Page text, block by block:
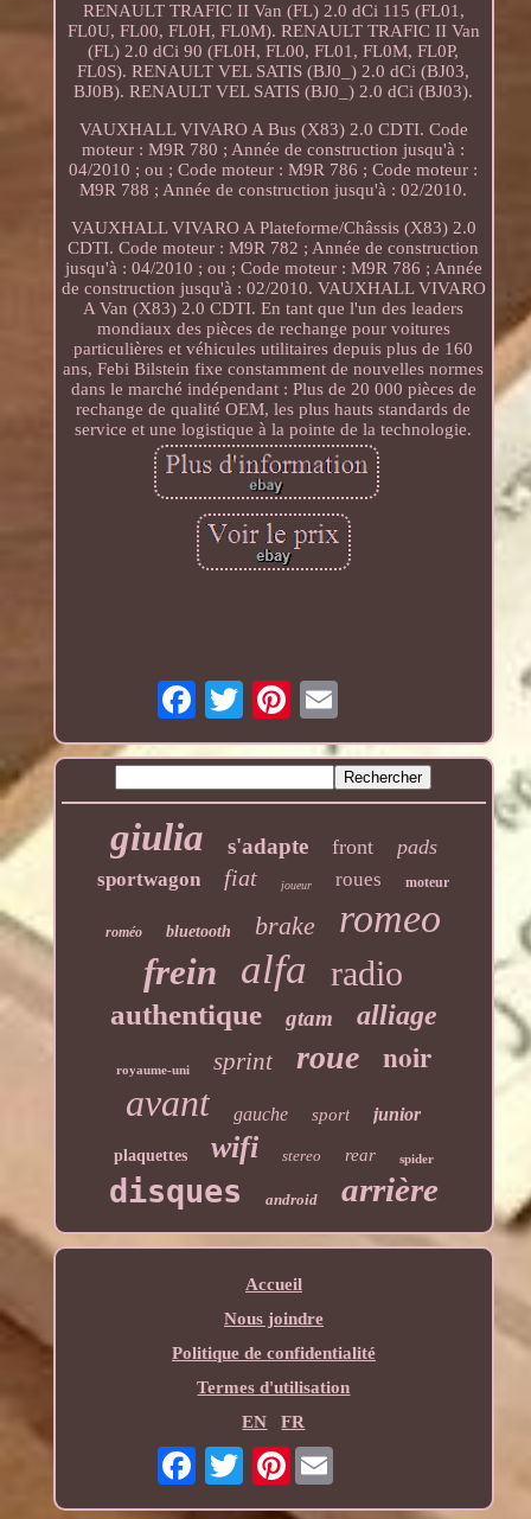
RENAULT TRAFIC II Van (FL) 2.0 dCi 115 (FL01,
FL0U, FL00, FL0H, FL0M). RENAULT TRAFIC II Van
(FL) 2.0 dCi 90 (FL0H, FL00, FL01, FL0M, FL0P,
FL0S). RENAULT VEL SATIS (BJ0_) 2.0 dCi (BJ03,
BJ0B). RENAULT VEL SATIS (BJ0_) 2.0 dCi (BJ03).
VAUXHALL VIVARO A Bus (X83) 2.0 CDTI. Code
moteur : M9R 780 ; Année de construction jusqu'à :
04/2010 ; ou ; Code moteur : M9R 786 ; Code moteur :
M9R 788 ; Année de construction jusqu'à : 02/2010.
VAUXHALL VIVARO A Plateforme/Châssis (X83) 2.0
CDTI. Code moteur : M9R 782 ; Année de construction
jusqu'à : 04/2010 ; ou ; Code moteur : M9R 786 ; Année
de construction jusqu'à : 02/2010. VAUXHALL VIVARO
A Van (X83) 2.0 CDTI. En tant que l'un des leaders
mondiaux des pièces de rechange pour voitures
particulières et véhicules utilitaires depuis plus de 160
ans, Febi Bilstein fixe constamment de nouvelles normes
dans le marché indépendant : Plus de 20 000 pièces de
rechange de qualité OEM, les plus hauts standards de
service et une logistique à la pointe de la technologie.
giulia s'adapte front pads
sportwagon fiat joueur roues moteur
roméo bluetooth brake romeo
frein alfa radio
authentique gtam alliage
royaume-uni sprint roue noir
avant gauche sport junior
plaquettes wifi stereo rear spider
disques android arrière
Accueil
Nous joindre
Politique de confidentialité
Termes d'utilisation
EN
FR
Pinterest